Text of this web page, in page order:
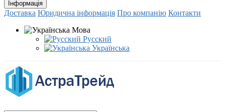
Інформація
Доставка Юридична інформація Про компанію Контакти
Мова
Русский
Українська